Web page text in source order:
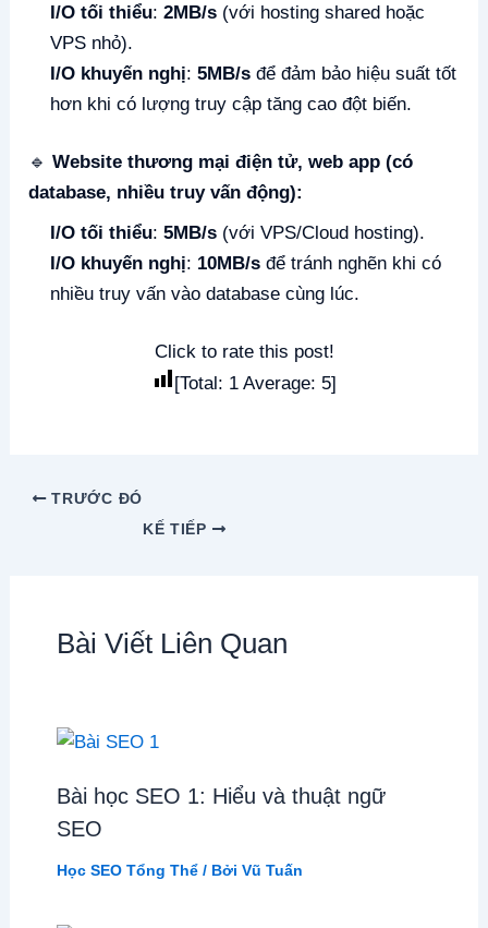
I/O tối thiểu:2MB/s (với hosting shared hoặc
VPS nhỏ).
I/O khuyến nghị:5MB/s để đảm bảo hiệu suất tốt
hơn khi có lượng truy cập tăng cao đột biến.
🔹Website thương mại điện tử, web app (có
database, nhiều truy vấn động):
I/O tối thiểu:5MB/s (với VPS/Cloud hosting).
I/O khuyến nghị: 10MB/s để tránh nghẽn khi có
nhiều truy vấn vào database cùng lúc.
Click to rate this post!
[Total: 1Average: 5]
TRƯỚC ĐÓ
KẾ TIẾP
Bài Viết Liên Quan
Bài học SEO 1: Hiểu và thuật ngữ
SEO
Học SEO Tổng Thể/ Bởi Vũ Tuấn